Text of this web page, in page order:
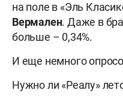
на поле в «Эль
Вермален. Даже в
больше – 0,34%.
И еще немного
Нужно ли «Реалу»